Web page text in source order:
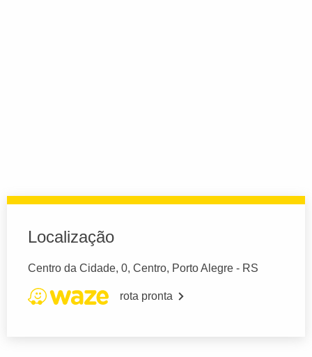
Localização
Centro da Cidade, 0, Centro, Porto Alegre - RS
rota pronta